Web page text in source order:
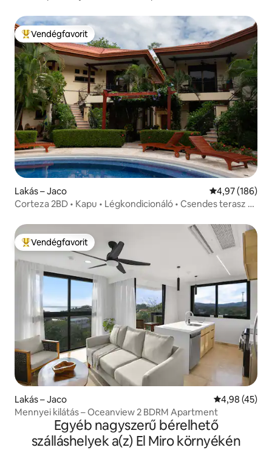
Kiemelt vendégfavorit
Vendégfavorit
Lakás – Jaco Átlagos
4,97 (186)
Corteza 2BD • Kapu • Légkondicionáló • Csendes terasz +
Kiemelt vendégfavorit
Vendégfavorit
Lakás – Jaco Átlagos
4,98 (45)
Mennyei kilátás – Oceanview 2 BDRM Apartment
Egyéb nagyszerű bérelhető
szálláshelyek a(z) El Miro környékén